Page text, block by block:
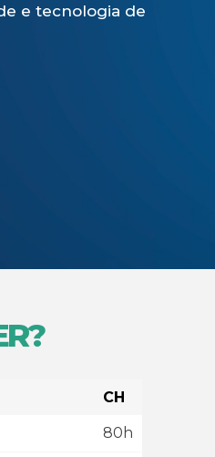
e tecnologia de
CH
80h